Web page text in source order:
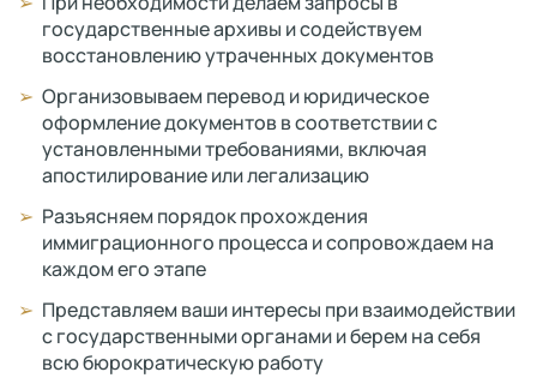
государственные архивы и содействуем
восстановлению утраченных документов
Организовываем перевод и юридическое
оформление документов в соответствии с
установленными требованиями, включая
апостилирование или легализацию
Разъясняем порядок прохождения
иммиграционного процесса и сопровождаем на
каждом его этапе
Представляем ваши интересы при взаимодействии
с государственными органами и берем на себя
всю бюрократическую работу